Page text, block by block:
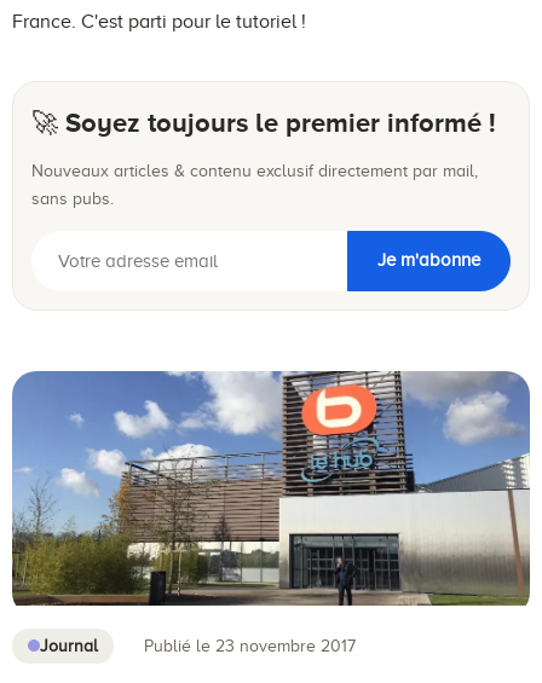
France. C'est parti pour le tutoriel !
🚀 Soyez toujours le premier informé !
Nouveaux articles & contenu exclusif directement par mail,
sans pubs.
Je m'abonne
Journal Publié le 23 novembre 2017